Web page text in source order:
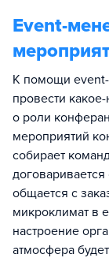
Event-
К помощи
провести
о роли
мероприятий
собирает
общается с
микроклимат в
настроение
атмосфера